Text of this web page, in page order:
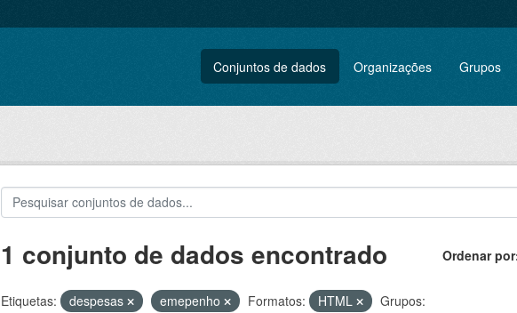
Conjuntos de dados Organizações Grupos
Ordenar por
1 conjunto de dados encontrado
Etiquetas: despesas emepenho Formatos: HTML
Grupos: